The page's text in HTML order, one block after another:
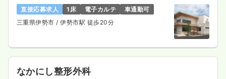
直接応募求人 1床 電子カルテ
車通勤可
三重県伊勢市 / 伊勢市駅 徒歩20分
なかにし整形外科